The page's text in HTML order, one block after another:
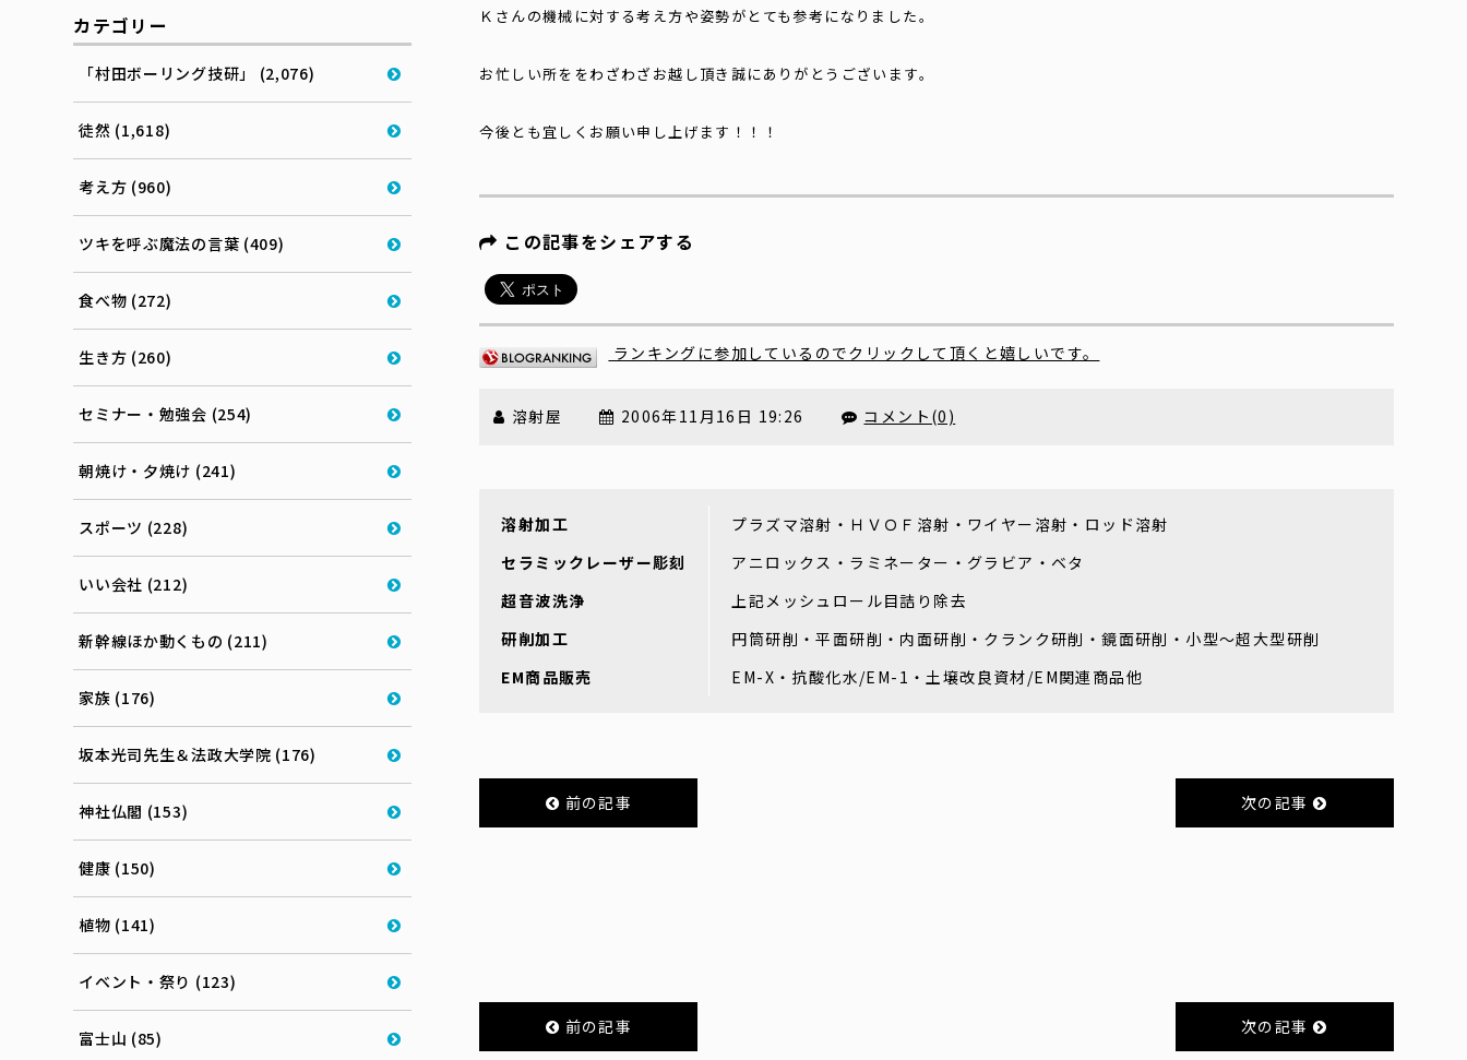
Ｋさんの機械に対する考え方や姿勢がとても参考になりました。
お忙しい所ををわざわざお越し頂き誠にありがとうございます。
今後とも宜しくお願い申し上げます！！！
この記事をシェアする
ランキングに参加しているのでクリックして頂くと嬉しいです。
溶射屋 2006年11月16日 19:26 コメント(0)
溶射加工
プラズマ溶射・ＨＶＯＦ溶射・ワイヤー溶射・ロッド溶射
セラミックレーザー彫刻
アニロックス・ラミネーター・グラビア・ベタ
超音波洗浄
上記メッシュロール目詰り除去
研削加工
円筒研削・平面研削・内面研削・クランク研削・鏡面研削・小型～超大型研削
EM商品販売
EM-X・抗酸化水/EM-1・土壌改良資材/EM関連商品他
前の記事 次の記事
前の記事 次の記事
カテゴリー
「村田ボーリング技研」 (2,076)
徒然 (1,618)
考え方 (960)
ツキを呼ぶ魔法の言葉 (409)
食べ物 (272)
生き方 (260)
セミナー・勉強会 (254)
朝焼け・夕焼け (241)
スポーツ (228)
いい会社 (212)
新幹線ほか動くもの (211)
家族 (176)
坂本光司先生＆法政大学院 (176)
神社仏閣 (153)
健康 (150)
植物 (141)
イベント・祭り (123)
富士山 (85)